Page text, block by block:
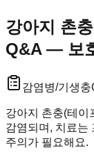
강아지 촌
Q&A — 보
감염병/기생충
강아지 촌충(테이
감염되며, 치료는
주의가 필요해요.